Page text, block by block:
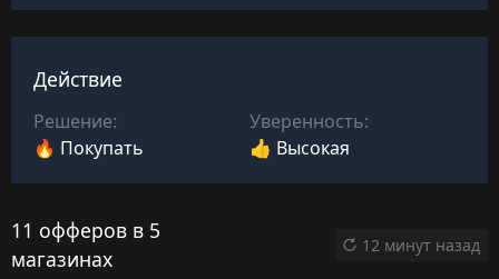
Действие
Решение:
🔥 Покупать
Уверенность:
👍 Высокая
11 офферов в 5
магазинах
12 минут назад